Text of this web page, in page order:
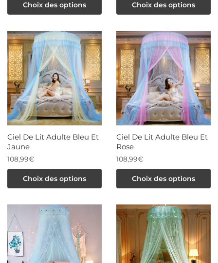
Choix des options
produit
plusieurs
variations.
Les
options
peuvent
être
choisies
sur
page
Choix des options
produit
plusieurs
variations.
Les
options
peuvent
être
choisies
sur
page
Ciel De Lit Adulte Bleu Et
Jaune
108,99€
Choix des options
produit
plusieurs
variations.
Les
options
peuvent
Ciel De Lit Adulte Bleu Et
Rose
108,99€
Choix des options
produit
plusieurs
variations.
Les
options
peuvent